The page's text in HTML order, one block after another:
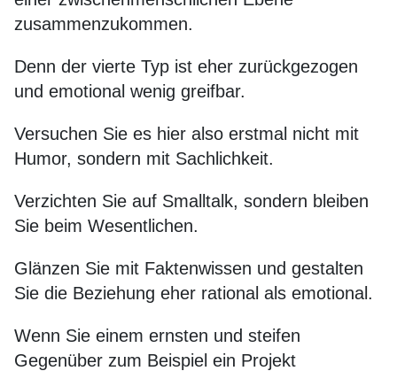
zusammenzukommen.
Denn der vierte Typ ist eher zurückgezogen
und emotional wenig greifbar.
Versuchen Sie es hier also erstmal nicht mit
Humor, sondern mit Sachlichkeit.
Verzichten Sie auf Smalltalk, sondern bleiben
Sie beim Wesentlichen.
Glänzen Sie mit Faktenwissen und gestalten
Sie die Beziehung eher rational als emotional.
Wenn Sie einem ernsten und steifen
Gegenüber zum Beispiel ein Projekt